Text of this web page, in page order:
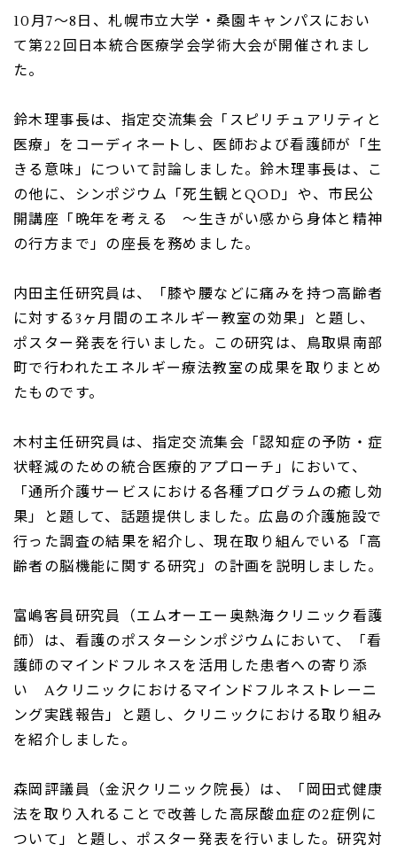
10月7～8 日、札幌市立大学・桑園キャンパスにおい
て第22 回日本統合医療学会学術大会が開催されまし
た。
鈴木理事長は、指定交流集会「スピリチュアリティと
医療」をコーディネートし、医師および看護師が「生
きる意味」について討論しました。鈴木理事長は、こ
の他に、シンポジウム「死生観と QOD」や、市民公
開講座「晩年を考える ～生きがい感から身体と精神
の行方まで」の座長を務めました。
内田主任研究員は、「膝や腰などに痛みを持つ高齢者
に対する 3 ヶ月間のエネルギー教室の効果」と題し、
ポスター発表を行いました。この研究は、鳥取県南部
町で行われたエネルギー療法教室の成果を取りまとめ
たものです。
木村主任研究員は、指定交流集会「認知症の予防・症
状軽減のための統合医療的アプローチ」において、
「通所介護サービスにおける各種プログラムの癒し効
果」と題して、話題提供しました。広島の介護施設で
行った調査の結果を紹介し、現在取り組んでいる「高
齢者の脳機能に関する研究」の計画を説明しました。
富嶋客員研究員（エムオーエー奥熱海クリニック看護
師）は、看護のポスターシンポジウムにおいて、「看
護師のマインドフルネスを活用した患者への寄り添
い Aクリニックにおけるマインドフルネストレーニ
ング実践報告」と題し、クリニックにおける取り組み
を紹介しました。
森岡評議員（金沢クリニック院長）は、「岡田式健康
法を取り入れることで改善した高尿酸血症の2症例に
ついて」と題し、ポスター発表を行いました。研究対